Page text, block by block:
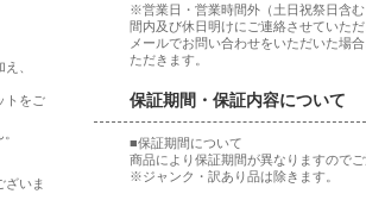
、
トをご
いま
※営業日・営業時間外（土日祝祭日含
間内及び休日明けにご連絡させていただ
メールでお問い合わせをいただいた場
ただきます。
保証期間・保証内容について
■保証期間について
商品により保証期間が異なりますのでご
※ジャンク・訳あり品は除きます。